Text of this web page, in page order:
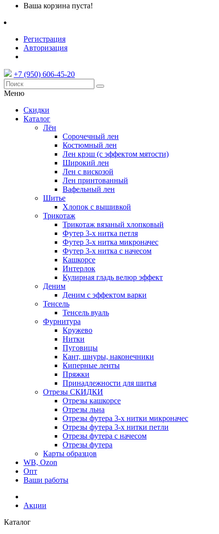
Ваша корзина пуста!
Регистрация
Авторизация
+7 (950) 606-45-20
Меню
Скидки
Каталог
Лён
Сорочечный лен
Костюмный лен
Лен крэш (с эффектом мятости)
Широкий лен
Лен с вискозой
Лен принтованный
Вафельный лен
Шитье
Хлопок с вышивкой
Трикотаж
Трикотаж вязаный хлопковый
Футер 3-х нитка петля
Футер 3-х нитка микроначес
Футер 3-х нитка с начесом
Кашкорсе
Интерлок
Кулирная гладь велюр эффект
Деним
Деним с эффектом варки
Тенсель
Тенсель вуаль
Фурнитура
Кружево
Нитки
Пуговицы
Кант, шнуры, наконечники
Киперные ленты
Пряжки
Принадлежности для шитья
Отрезы СКИДКИ
Отрезы кашкорсе
Отрезы льна
Отрезы футера 3-х нитки микроначес
Отрезы футера 3-х нитки петли
Отрезы футера с начесом
Отрезы футера
Карты образцов
WB, Ozon
Опт
Ваши работы
Акции
Каталог